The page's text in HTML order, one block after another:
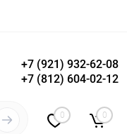
Вход Регистрация
+7 (921) 932-62-08
+7 (812) 604-02-12
0 0